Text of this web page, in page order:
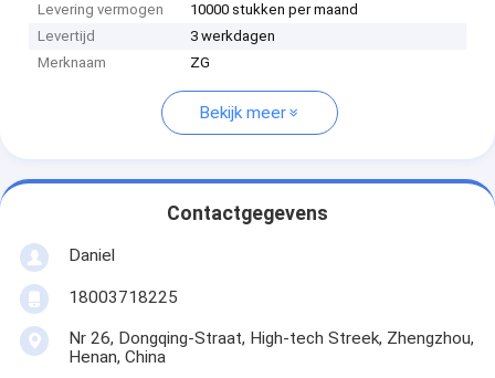
Levering vermogen
10000 stukken per maand
Levertijd
3 werkdagen
Merknaam
ZG
Bekijk meer
Contactgegevens
Daniel
18003718225
Nr 26, Dongqing-Straat, High-tech Streek, Zhengzhou,
Henan, China